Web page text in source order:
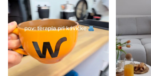
Postele z masívu s úložným
Veľké postele
Vysoké postele s úložným
Postele s policami